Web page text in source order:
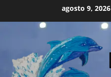
agosto 9, 2026